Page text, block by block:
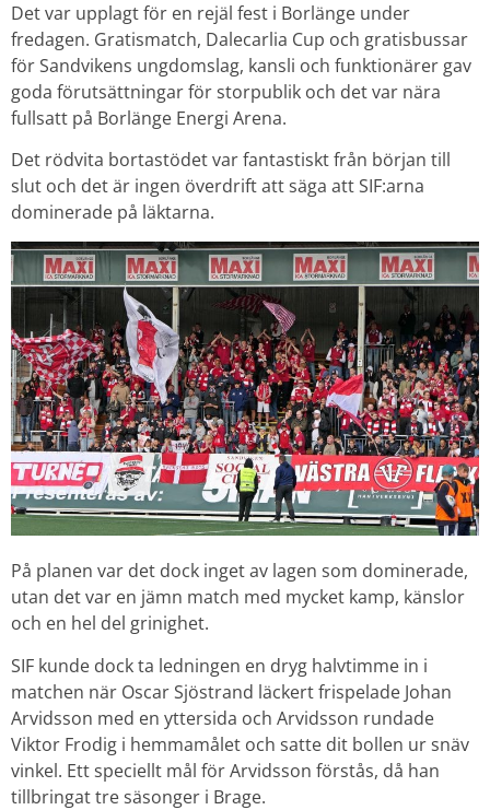
Det var upplagt för en rejäl fest i Borlänge under
fredagen. Gratismatch, Dalecarlia Cup och gratisbussar
för Sandvikens ungdomslag, kansli och funktionärer gav
goda förutsättningar för storpublik och det var nära
fullsatt på Borlänge Energi Arena.
Det rödvita bortastödet var fantastiskt från början till
slut och det är ingen överdrift att säga att SIF:arna
dominerade på läktarna.
På planen var det dock inget av lagen som dominerade,
utan det var en jämn match med mycket kamp, känslor
och en hel del grinighet.
SIF kunde dock ta ledningen en dryg halvtimme in i
matchen när Oscar Sjöstrand läckert frispelade Johan
Arvidsson med en yttersida och Arvidsson rundade
Viktor Frodig i hemmamålet och satte dit bollen ur snäv
vinkel. Ett speciellt mål för Arvidsson förstås, då han
tillbringat tre säsonger i Brage.